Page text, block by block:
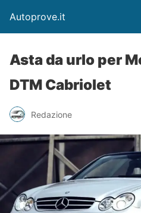
Autoprove.it
Asta da urlo per
DTM Cabriolet
Redazione